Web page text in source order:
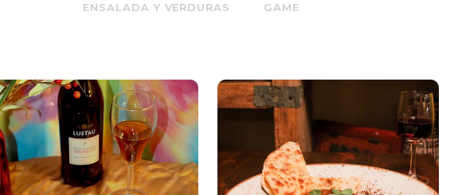
ENSALADA Y VERDURAS GAME